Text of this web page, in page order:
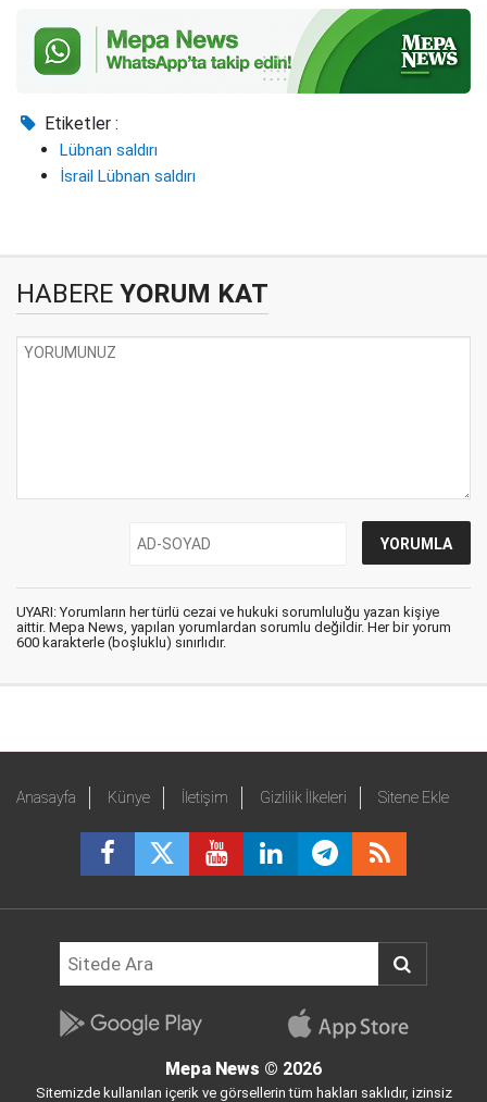
Etiketler :
Lübnan saldırı
İsrail Lübnan saldırı
HABERE YORUM KAT
UYARI: Yorumların her türlü cezai ve hukuki sorumluluğu yazan kişiye
aittir. Mepa News, yapılan yorumlardan sorumlu değildir. Her bir yorum
600 karakterle (boşluklu) sınırlıdır.
Anasayfa Künye İletişim Gizlilik İlkeleri Sitene Ekle
Mepa News © 2026
Sitemizde kullanılan içerik ve görsellerin tüm hakları saklıdır, izinsiz